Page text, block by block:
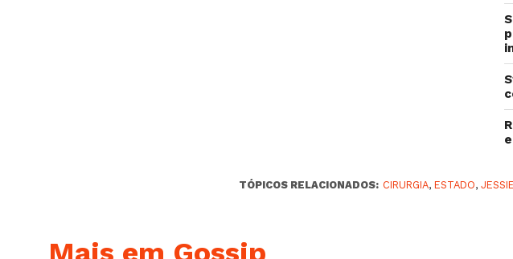
TÓPICOS RELACIONADOS: CIRURGIA,ESTADO,